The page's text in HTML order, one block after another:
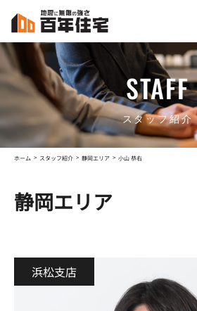
ン
ツ
へ
ス
キ
ッ
ー
シ
ョ
ン
に
移
STAFF
スタッフ紹介
ホーム スタッフ紹介 静岡エリア 小山 恭右
静岡エリア
浜松支店